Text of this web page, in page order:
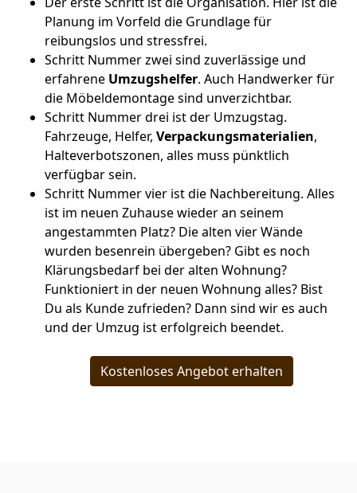
Planung im Vorfeld die Grundlage für
reibungslos und stressfrei.
Schritt Nummer zwei sind zuverlässige und
erfahrene Umzugshelfer. Auch Handwerker für
die Möbeldemontage sind unverzichtbar.
Schritt Nummer drei ist der Umzugstag.
Fahrzeuge, Helfer, Verpackungsmaterialien,
Halteverbotszonen, alles muss pünktlich
verfügbar sein.
Schritt Nummer vier ist die Nachbereitung. Alles
ist im neuen Zuhause wieder an seinem
angestammten Platz? Die alten vier Wände
wurden besenrein übergeben? Gibt es noch
Klärungsbedarf bei der alten Wohnung?
Funktioniert in der neuen Wohnung alles? Bist
Du als Kunde zufrieden? Dann sind wir es auch
und der Umzug ist erfolgreich beendet.
Kostenloses Angebot erhalten